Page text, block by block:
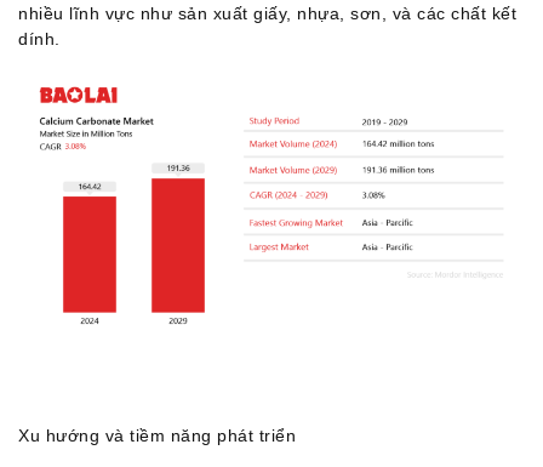
Hạt
nhựa
viện
tức
&
nhiều lĩnh vực như sản xuất giấy, nhựa, sơn, và các chất kết
dính.
Xu hướng và tiềm năng phát triển